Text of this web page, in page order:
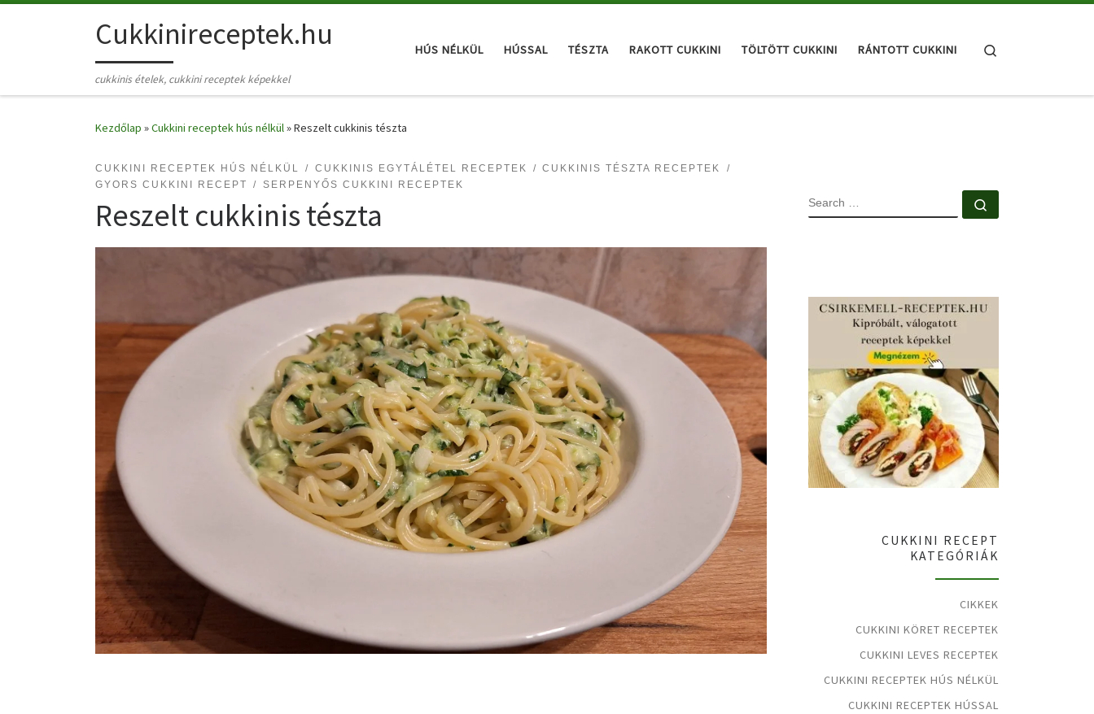
Skip to contentCukkinireceptek.hu
cukkinis ételek, cukkini receptek képekkel
HÚS NÉLKÜL HÚSSAL TÉSZTA RAKOTT CUKKINI TÖLTÖTT CUKKINI RÁNTOTT CUKKINI
Kezdőlap »Cukkini receptek hús nélkül»Reszelt cukkinis tészta
CUKKINI RECEPTEK HÚS NÉLKÜL CUKKINIS EGYTÁLÉTEL RECEPTEK
CUKKINIS TÉSZTA RECEPTEK
GYORS CUKKINI RECEPT
SERPENYŐS CUKKINI RECEPTEK
Reszelt cukkinis tészta SEARCH
CUKKINI RECEPT
KATEGÓRIÁK
CIKKEK
CUKKINI KÖRET RECEPTEK
CUKKINI LEVES RECEPTEK
CUKKINI RECEPTEK HÚS NÉLKÜL
CUKKINI RECEPTEK HÚSSAL